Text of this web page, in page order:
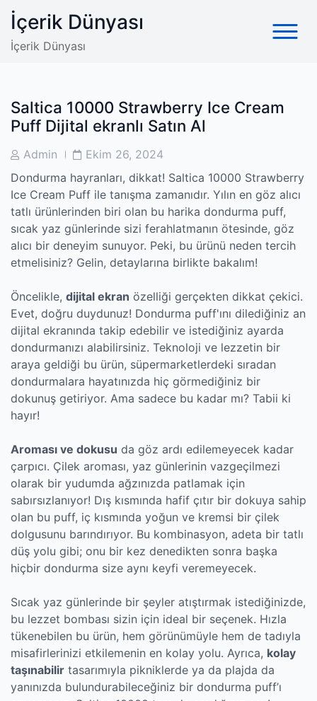
Skip
content
İçerik Dünyası
İçerik Dünyası
Saltica 10000 Strawberry Ice Cream
Puff Dijital ekranlı Satın Al
PostAdmin
PostEkim 26, 2024
Dondurma hayranları, dikkat! Saltica 10000 Strawberry
Ice Cream Puff ile tanışma zamanıdır. Yılın en göz alıcı
tatlı ürünlerinden biri olan bu harika dondurma puff,
sıcak yaz günlerinde sizi ferahlatmanın ötesinde, göz
alıcı bir deneyim sunuyor. Peki, bu ürünü neden tercih
etmelisiniz? Gelin, detaylarına birlikte bakalım!
Öncelikle, dijital ekran özelliği gerçekten dikkat çekici.
Evet, doğru duydunuz! Dondurma puff'ını dilediğiniz an
dijital ekranında takip edebilir ve istediğiniz ayarda
dondurmanızı alabilirsiniz. Teknoloji ve lezzetin bir
araya geldiği bu ürün, süpermarketlerdeki sıradan
dondurmalara hayatınızda hiç görmediğiniz bir
dokunuş getiriyor. Ama sadece bu kadar mı? Tabii ki
hayır!
Aroması ve dokusu da göz ardı edilemeyecek kadar
çarpıcı. Çilek aroması, yaz günlerinin vazgeçilmezi
olarak bir yudumda ağzınızda patlamak için
sabırsızlanıyor! Dış kısmında hafif çıtır bir dokuya sahip
olan bu puff, iç kısmında yoğun ve kremsi bir çilek
dolgusunu barındırıyor. Bu kombinasyon, adeta bir tatlı
düş yolu gibi; onu bir kez denedikten sonra başka
hiçbir dondurma size aynı keyfi veremeyecek.
Sıcak yaz günlerinde bir şeyler atıştırmak istediğinizde,
bu lezzet bombası sizin için ideal bir seçenek. Hızla
tükenebilen bu ürün, hem görünümüyle hem de tadıyla
misafirlerinizi etkilemenin en kolay yolu. Ayrıca, kolay
taşınabilir tasarımıyla pikniklerde ya da plajda da
yanınızda bulundurabileceğiniz bir dondurma puff’ı